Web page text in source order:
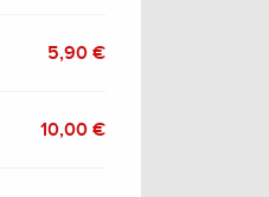
5,90 €
10,00 €